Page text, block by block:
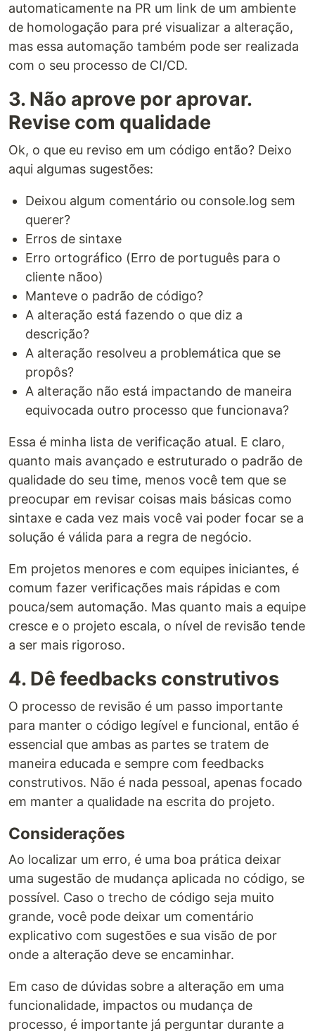
automaticamente na PR um link de um ambiente
de homologação para pré visualizar a alteração,
mas essa automação também pode ser realizada
com o seu processo de CI/CD.
3. Não aprove por aprovar.
Revise com qualidade
Ok, o que eu reviso em um código então? Deixo
aqui algumas sugestões:
Deixou algum comentário ou console.log sem
querer?
Erros de sintaxe
Erro ortográfico (Erro de português para o
cliente nãoo)
Manteve o padrão de código?
A alteração está fazendo o que diz a
descrição?
A alteração resolveu a problemática que se
propôs?
A alteração não está impactando de maneira
equivocada outro processo que funcionava?
Essa é minha lista de verificação atual. E claro,
quanto mais avançado e estruturado o padrão de
qualidade do seu time, menos você tem que se
preocupar em revisar coisas mais básicas como
sintaxe e cada vez mais você vai poder focar se a
solução é válida para a regra de negócio.
Em projetos menores e com equipes iniciantes, é
comum fazer verificações mais rápidas e com
pouca/sem automação. Mas quanto mais a equipe
cresce e o projeto escala, o nível de revisão tende
a ser mais rigoroso.
4. Dê feedbacks construtivos
O processo de revisão é um passo importante
para manter o código legível e funcional, então é
essencial que ambas as partes se tratem de
maneira educada e sempre com feedbacks
construtivos. Não é nada pessoal, apenas focado
em manter a qualidade na escrita do projeto.
Considerações
Ao localizar um erro, é uma boa prática deixar
uma sugestão de mudança aplicada no código, se
possível. Caso o trecho de código seja muito
grande, você pode deixar um comentário
explicativo com sugestões e sua visão de por
onde a alteração deve se encaminhar.
Em caso de dúvidas sobre a alteração em uma
funcionalidade, impactos ou mudança de
processo, é importante já perguntar durante a